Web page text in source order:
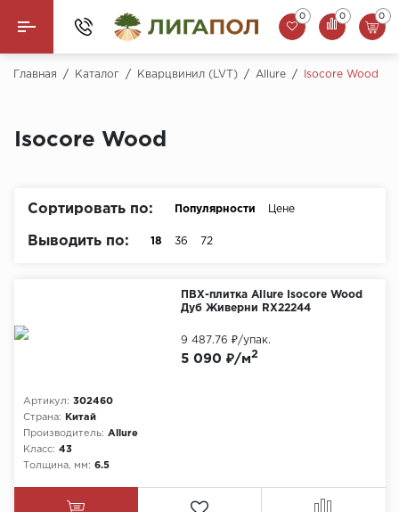
Назад
Химия
0 0 0
Главная / Каталог / Кварцвинил (LVT) / Allure / Isocore Wood
Isocore Wood
Сортировать по: Популярности Цене
Выводить по: 18 36 72
ПВХ-плитка Allure Isocore Wood
Дуб Живерни RX22244
Артикул: 302460
Страна:
Китай
Производитель: Allure
Класс: 43
Толщина, мм: 6.5
5 090 ₽/м2
9 487.76 ₽/упак.